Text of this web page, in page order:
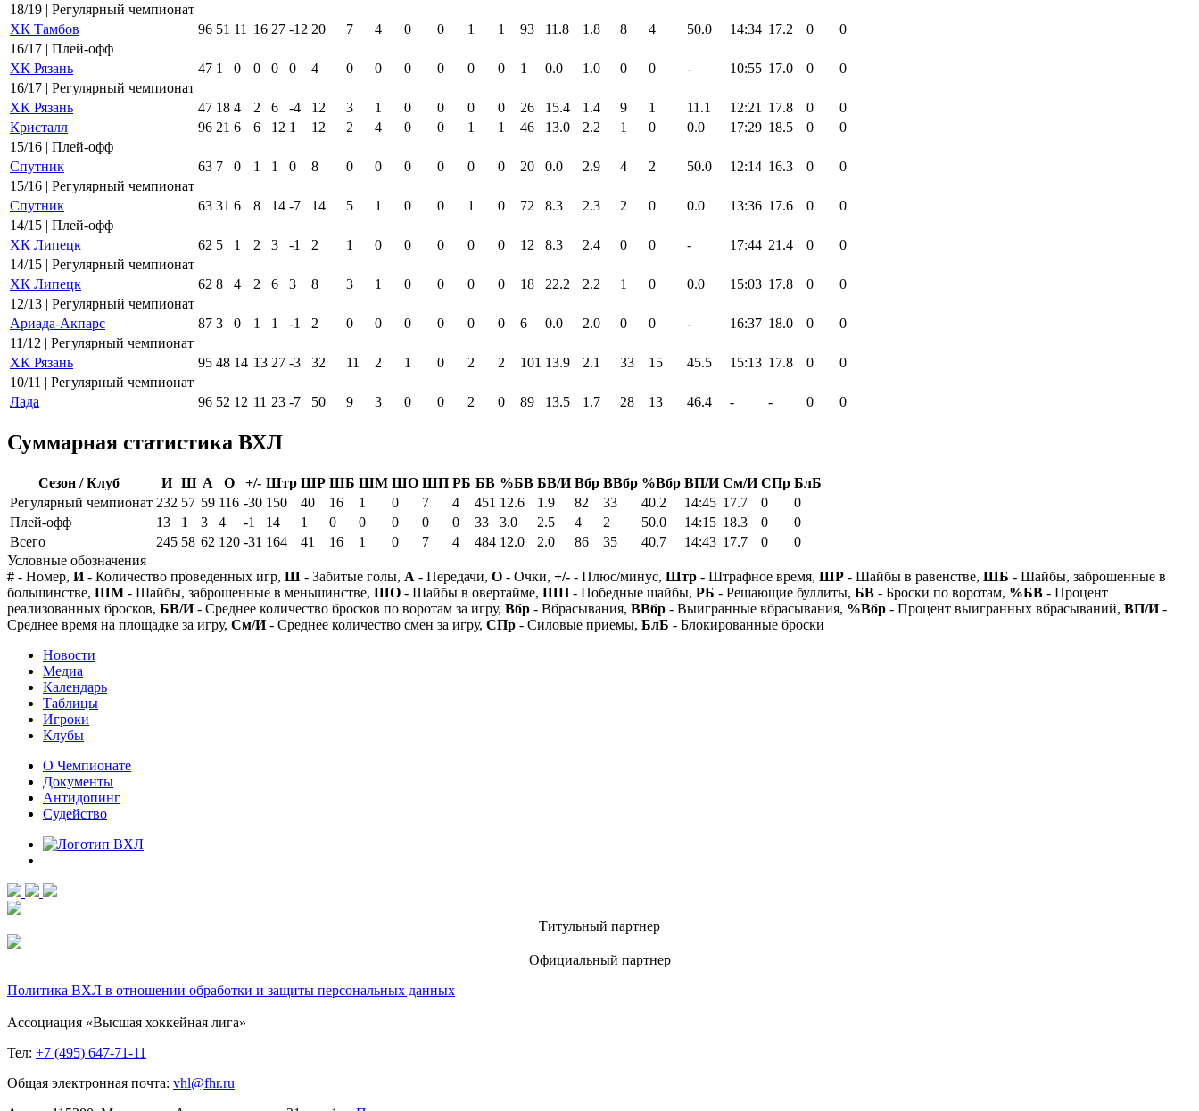
18/19 | Регулярный чемпионат
ХК Тамбов
96 51 11 16 27 -12 20 7 4 0 0 1 1 93 11.8 1.8 8 4 50.0 14:34 17.2 0
0
16/17 | Плей-офф
ХК Рязань
47 1 0 0 0 0 4 0 0 0 0 0 0 1 0.0 1.0 0 0 - 10:55 17.0 0
0
16/17 | Регулярный чемпионат
ХК Рязань
47 18 4 2 6 -4 12 3 1 0 0 0 0 26 15.4 1.4 9 1 11.1 12:21 17.8 0
0
Кристалл
96 21 6 6 12 1 12 2 4 0 0 1 1 46 13.0 2.2 1 0 0.0 17:29 18.5 0
0
15/16 | Плей-офф
Спутник
63 7 0 1 1 0 8 0 0 0 0 0 0 20 0.0 2.9 4 2 50.0 12:14 16.3 0
0
15/16 | Регулярный чемпионат
Спутник
63 31 6 8 14 -7 14 5 1 0 0 1 0 72 8.3 2.3 2 0 0.0 13:36 17.6 0
0
14/15 | Плей-офф
ХК Липецк
62 5 1 2 3 -1 2 1 0 0 0 0 0 12 8.3 2.4 0 0 - 17:44 21.4 0
0
14/15 | Регулярный чемпионат
ХК Липецк
62 8 4 2 6 3 8 3 1 0 0 0 0 18 22.2 2.2 1 0 0.0 15:03 17.8 0
0
12/13 | Регулярный чемпионат
Ариада-Акпарс
87 3 0 1 1 -1 2 0 0 0 0 0 0 6 0.0 2.0 0 0 - 16:37 18.0 0
0
11/12 | Регулярный чемпионат
ХК Рязань
95 48 14 13 27 -3 32 11 2 1 0 2 2 101 13.9 2.1 33 15 45.5 15:13 17.8 0
0
10/11 | Регулярный чемпионат
Лада
96 52 12 11 23 -7 50 9 3 0 0 2 0 89 13.5 1.7 28 13 46.4 - - 0 0
Суммарная статистика ВХЛ
Сезон / Клуб И Ш А О +/- Штр ШР ШБ ШМ ШО ШП РБ БВ %БВ БВ/И Вбр ВВбр %Вбр ВП/И См/И СПр БлБ
Регулярный чемпионат 232 57 59 116 -30 150 40 16 1 0 7 4 451 12.6 1.9 82 33 40.2 14:45 17.7 0
0
Плей-офф
13 1 3 4 -1 14 1 0 0 0 0 0 33 3.0 2.5 4 2 50.0 14:15 18.3 0
0
Всего
245 58 62 120 -31 164 41 16 1 0 7 4 484 12.0 2.0 86 35 40.7 14:43 17.7 0
0
Условные обозначения
# - Номер, И- Количество проведенных игр, Ш - Забитые голы, А - Передачи, О - Очки, +/- - Плюс/минус, Штр - Штрафное время, ШР - Шайбы в равенстве, ШБ - Шайбы, заброшенные в
большинстве, ШМ - Шайбы, заброшенные в меньшинстве, ШО - Шайбы в овертайме, ШП - Победные шайбы, РБ - Решающие буллиты, БВ - Броски по воротам, %БВ - Процент
реализованных бросков, БВ/И- Среднее количество бросков по воротам за игру, Вбр - Вбрасывания, ВВбр - Выигранные вбрасывания, %Вбр - Процент выигранных вбрасываний, ВП/И-
Среднее время на площадке за игру, См/И- Среднее количество смен за игру, СПр - Силовые приемы, БлБ - Блокированные броски
Новости
Медиа
Календарь
Таблицы
Игроки
Клубы
О Чемпионате
Документы
Антидопинг
Судейство
Титульный партнер
Официальный партнер
Политика ВХЛ в отношении обработки и защиты персональных данных
Ассоциация «Высшая хоккейная лига»
Тел: +7 (495) 647-71-11
Общая электронная почта: vhl@fhr.ru